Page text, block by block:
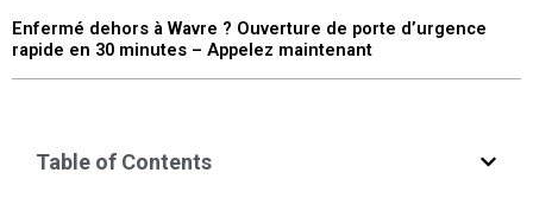
Enfermé dehors à Wavre ? Ouverture de porte d’urgence
rapide en 30 minutes – Appelez maintenant
Table of Contents